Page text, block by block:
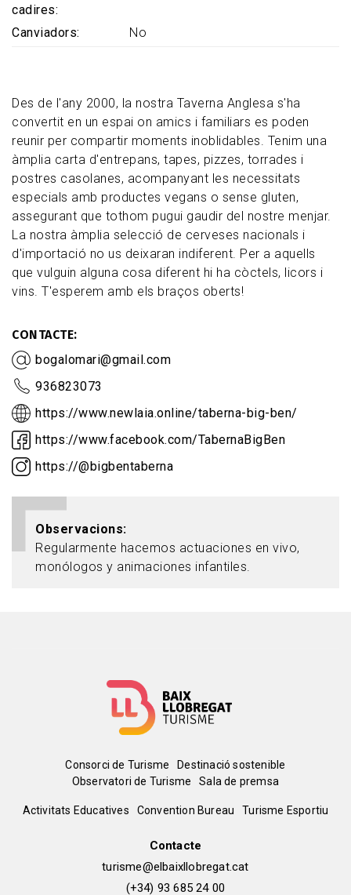
Des de l'any 2000, la nostra Taverna Anglesa s'ha
convertit en un espai on amics i familiars es poden
reunir per compartir moments inoblidables. Tenim una
àmplia carta d'entrepans, tapes, pizzes, torrades i
postres casolanes, acompanyant les necessitats
especials amb productes vegans o sense gluten,
assegurant que tothom pugui gaudir del nostre menjar.
La nostra àmplia selecció de cerveses nacionals i
d'importació no us deixaran indiferent. Per a aquells
que vulguin alguna cosa diferent hi ha còctels, licors i
vins. T'esperem amb els braços oberts!
CONTACTE
bogalomari@gmail.com
936823073
https://www.newlaia.online/taberna-big-ben/
https://www.facebook.com/TabernaBigBen
https://@bigbentaberna
cadires
Canviadors No
Observacions
Regularmente hacemos actuaciones en vivo,
monólogos y animaciones infantiles.
Menú
del
Consorci de Turisme
Destinació sostenible
Observatori de Turisme
Sala de premsa
Peu
Activitats Educatives Convention Bureau Turisme Esportiu
Contacte
turisme@elbaixllobregat.cat
(+34) 93 685 24 00